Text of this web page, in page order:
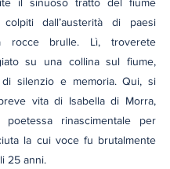
dall’austerità di paesi
rocce brulle. Lì, troverete
su una collina sul fiume,
silenzio e memoria. Qui, si
vita di Isabella di Morra,
poetessa rinascimentale per
la cui voce fu brutalmente
25 anni.